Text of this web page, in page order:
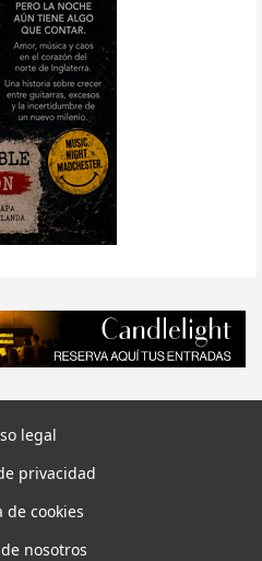
legal
privacidad
de cookies
nosotros